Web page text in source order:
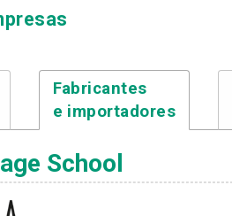
Fabricantes
e importadores
School